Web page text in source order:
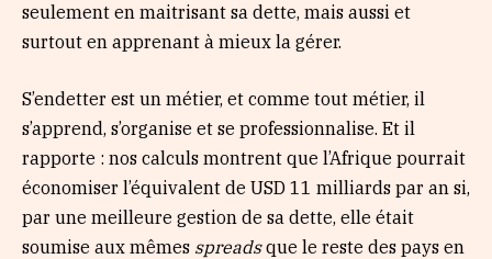
seulement en maitrisant sa dette, mais aussi et
surtout en apprenant à mieux la gérer.
S’endetter est un métier, et comme tout métier, il
s’apprend, s’organise et se professionnalise. Et il
rapporte : nos calculs montrent que l’Afrique pourrait
économiser l’équivalent de USD 11 milliards par an si,
par une meilleure gestion de sa dette, elle était
soumise aux mêmes spreadsque le reste des pays en